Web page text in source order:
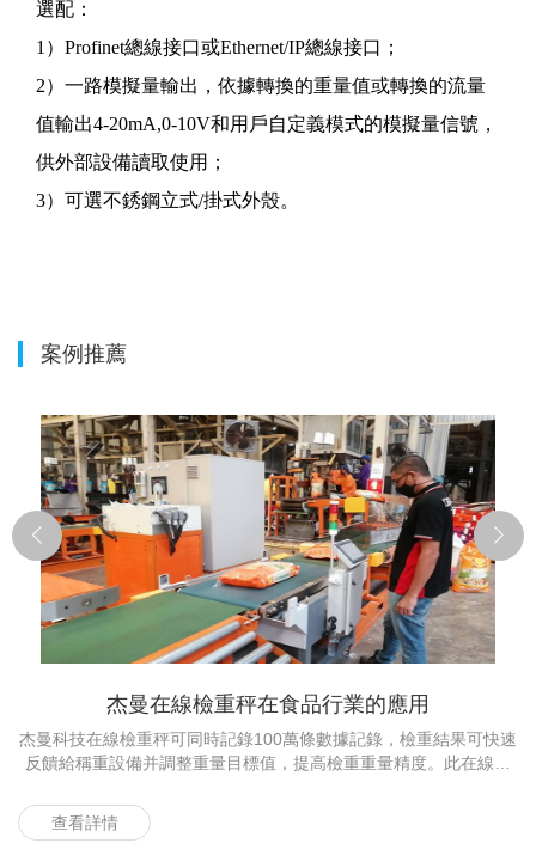
選配：
1）Profinet總線接口或Ethernet/IP總線接口；
2）一路模擬量輸出，依據轉換的重量值或轉換的流量
值輸出4-20mA,0-10V和用戶自定義模式的模擬量信號，
供外部設備讀取使用；
3）可選不銹鋼立式/掛式外殼。
案例推薦
杰曼在線檢重秤在食品行業的應用
杰曼科技在線檢重秤可同時記錄100萬條數據記錄，檢重結果可快速
反饋給稱重設備并調整重量目標值，提高檢重重量精度。此在線檢
率生產，在產品和服務方面贏得國內外客戶多年的信賴。
查看詳情